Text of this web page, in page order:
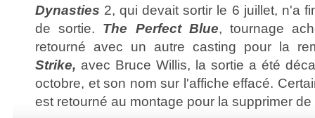
Dynasties 2, qui devait sortir le 6 juillet, n'a
de sortie. The Perfect Blue, tournage
retourné avec un autre casting pour la
Strike, avec Bruce Willis, la sortie a été
octobre, et son nom sur l'affiche effacé.
est retourné au montage pour la supprimer